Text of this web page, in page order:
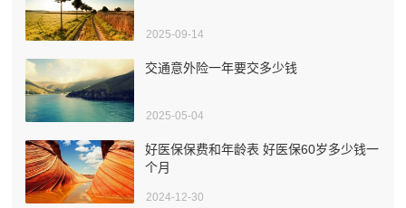
2025-09-14
交通意外险一年要交多少钱
2025-05-04
好医保保费和年龄表 好医保60岁多少钱一
个月
2024-12-30